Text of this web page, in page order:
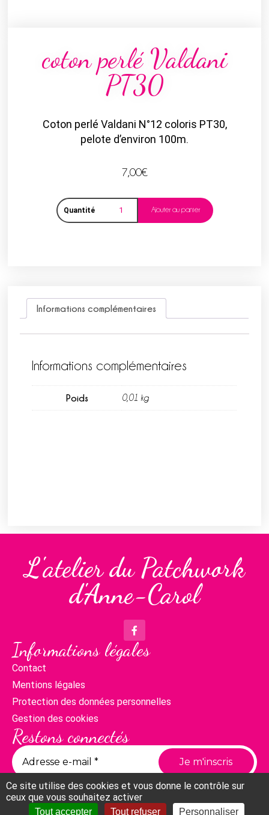
coton perlé Valdani
PT30
Coton perlé Valdani N°12 coloris PT30,
pelote d’environ 100m.
7,00€
Quantité Ajouter au panier
Informations complémentaires
Informations complémentaires
Poids 0,01 kg
L'atelier du Patchwork
d'Anne-Carol
Informations légales
Contact
Mentions légales
Protection des données personnelles
Gestion des cookies
Restons connectés
Ce site utilise des cookies et vous donne le contrôle sur
ceux que vous souhaitez activer
Tout accepter Tout refuser Personnaliser